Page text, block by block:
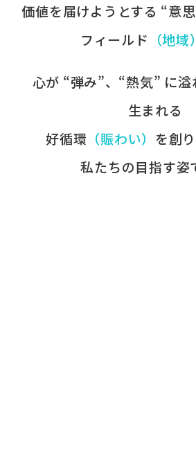
価値を​届けようとする​ “意
フィールド ​（地域）
心が​ “弾み”、​“熱気” に​
生まれる
好循環 ​（賑わい） を​創
私たちの​目指す姿